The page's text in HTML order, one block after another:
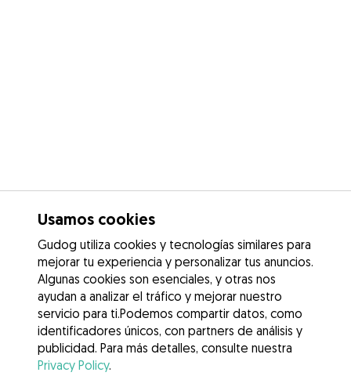
Usamos cookies
Gudog utiliza cookies y tecnologías similares para
mejorar tu experiencia y personalizar tus anuncios.
Algunas cookies son esenciales, y otras nos
ayudan a analizar el tráfico y mejorar nuestro
servicio para ti.Podemos compartir datos, como
identificadores únicos, con partners de análisis y
publicidad. Para más detalles, consulte nuestra
Privacy Policy.